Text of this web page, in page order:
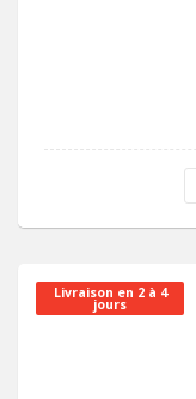
Livraison en 2 à 4
jours